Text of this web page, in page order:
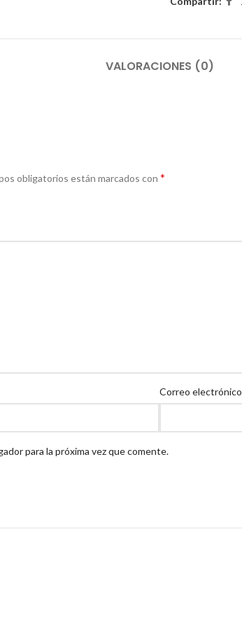
VALORACIONES (0)
obligatorios están marcados con *
Correo electrónico
para la próxima vez que comente.